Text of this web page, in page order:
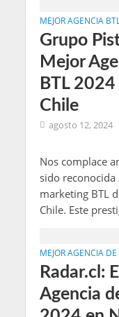
MEJOR AGENCIA
Grupo
Mejor
BTL
Chile
agosto 12, 2024
Nos complace
sido reconocida
marketing BTL
Chile. Este
MEJOR AGENCIA
Radar.cl:
Agencia